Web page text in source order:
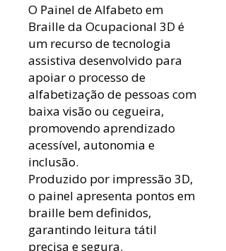
O Painel de Alfabeto em
Braille da Ocupacional 3D é
um recurso de tecnologia
assistiva desenvolvido para
apoiar o processo de
alfabetização de pessoas com
baixa visão ou cegueira,
promovendo aprendizado
acessível, autonomia e
inclusão.
Produzido por impressão 3D,
o painel apresenta pontos em
braille bem definidos,
garantindo leitura tátil
precisa e segura.